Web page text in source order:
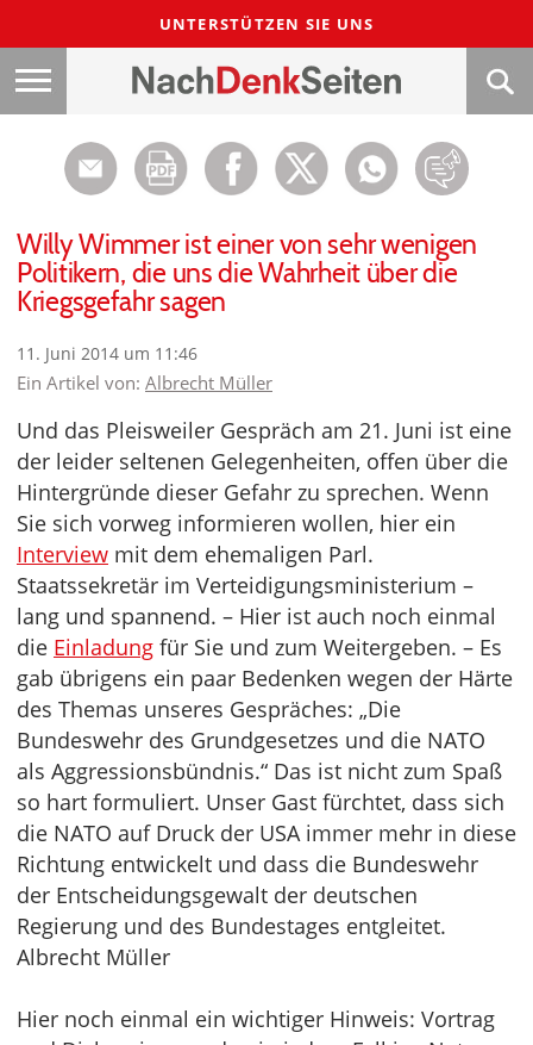
UNTERSTÜTZEN SIE UNS
Willy Wimmer ist einer von sehr wenigen
Politikern, die uns die Wahrheit über die
Kriegsgefahr sagen
11. Juni 2014 um 11:46
Ein Artikel von: Albrecht Müller
Und das Pleisweiler Gespräch am 21. Juni ist eine
der leider seltenen Gelegenheiten, offen über die
Hintergründe dieser Gefahr zu sprechen. Wenn
Sie sich vorweg informieren wollen, hier ein
Interview mit dem ehemaligen Parl.
Staatssekretär im Verteidigungsministerium –
lang und spannend. – Hier ist auch noch einmal
die Einladung für Sie und zum Weitergeben. – Es
gab übrigens ein paar Bedenken wegen der Härte
des Themas unseres Gespräches: „Die
Bundeswehr des Grundgesetzes und die NATO
als Aggressionsbündnis.“ Das ist nicht zum Spaß
so hart formuliert. Unser Gast fürchtet, dass sich
die NATO auf Druck der USA immer mehr in diese
Richtung entwickelt und dass die Bundeswehr
der Entscheidungsgewalt der deutschen
Regierung und des Bundestages entgleitet.
Albrecht Müller
Hier noch einmal ein wichtiger Hinweis: Vortrag